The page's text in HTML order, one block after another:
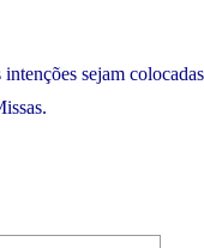
sejam colocadas